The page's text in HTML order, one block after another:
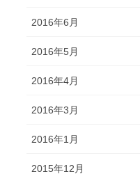
2016年6月
2016年5月
2016年4月
2016年3月
2016年1月
2015年12月